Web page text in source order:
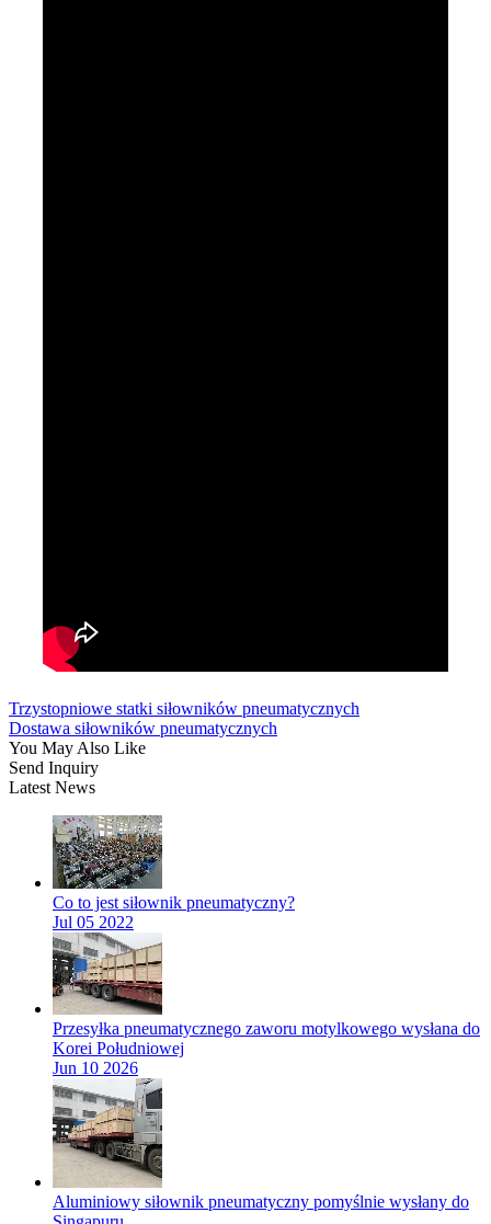
Trzystopniowe statki siłowników pneumatycznych
Dostawa siłowników pneumatycznych
You May Also Like
Send Inquiry
Latest News
Co to jest siłownik pneumatyczny?
Jul 05 2022
Przesyłka pneumatycznego zaworu motylkowego wysłana do
Korei Południowej
Jun 10 2026
Aluminiowy siłownik pneumatyczny pomyślnie wysłany do